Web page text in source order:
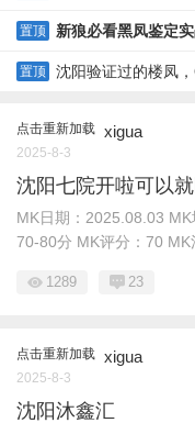
置顶 新狼必看黑凤鉴定
置顶 沈阳验证过的楼凤
点击重新加载 xigua
2025-8-3
沈阳七院开啦可以
MK日期：2025.08.03
70-80分 MK评分：70 MK
1289 23
点击重新加载 xigua
2025-8-3
沈阳沐鑫汇